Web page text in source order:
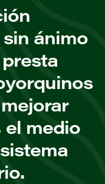
ánimo
el medio